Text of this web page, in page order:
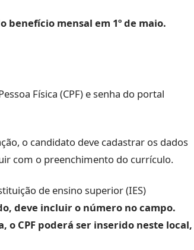
mensal em 1º de maio.
Física (CPF) e senha do portal
o candidato deve cadastrar os dados
com o preenchimento do currículo.
de ensino superior (IES)
deve incluir o número no campo.
o CPF poderá ser inserido neste local,